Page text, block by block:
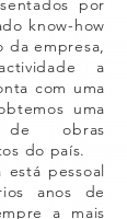
por
know-how
da empresa,
a
com uma
uma
de obras
do país.
pessoal
anos de
a mais